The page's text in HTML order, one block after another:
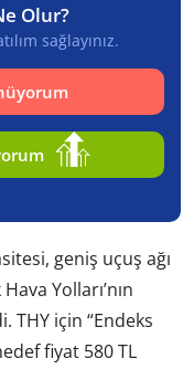
Olur?
sağlayınız.
geniş uçuş ağı
Yolları’nın
THY için “Endeks
fiyat 580 TL